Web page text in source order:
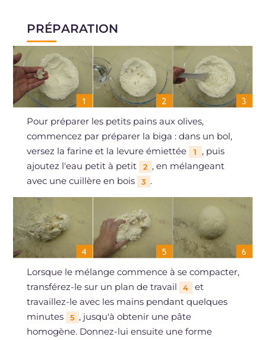
PRÉPARATION
Pour préparer les petits pains aux olives,
commencez par préparer la biga : dans un bol,
versez la farine et la levure émiettée
1
, puis
ajoutez l'eau petit à petit
2 , en mélangeant
avec une cuillère en bois
3 .
Lorsque le mélange commence à se compacter,
transférez-le sur un plan de travail
4
et
travaillez-le avec les mains pendant quelques
minutes
5 , jusqu'à obtenir une pâte
homogène. Donnez-lui ensuite une forme